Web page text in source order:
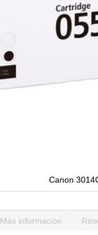
Canon
Más información